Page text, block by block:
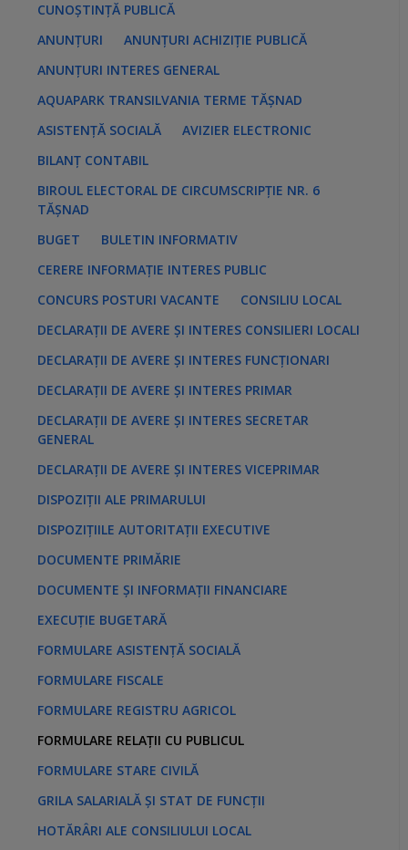
s
CUNOȘTINȚĂ PUBLICĂ
ANUNȚURI
ANUNȚURI ACHIZIȚIE PUBLICĂ
ANUNȚURI INTERES GENERAL
AQUAPARK TRANSILVANIA TERME TĂȘNAD
ASISTENȚĂ SOCIALĂ
AVIZIER ELECTRONIC
BILANȚ CONTABIL
BIROUL ELECTORAL DE CIRCUMSCRIPȚIE NR. 6
TĂȘNAD
BUGET
BULETIN INFORMATIV
CERERE INFORMAȚIE INTERES PUBLIC
CONCURS POSTURI VACANTE
CONSILIU LOCAL
DECLARAȚII DE AVERE ȘI INTERES CONSILIERI LOCALI
DECLARAȚII DE AVERE ȘI INTERES FUNCȚIONARI
DECLARAȚII DE AVERE ȘI INTERES PRIMAR
DECLARAȚII DE AVERE ȘI INTERES SECRETAR
GENERAL
DECLARAȚII DE AVERE ȘI INTERES VICEPRIMAR
DISPOZIȚII ALE PRIMARULUI
DISPOZIȚIILE AUTORITAȚII EXECUTIVE
DOCUMENTE PRIMĂRIE
DOCUMENTE ȘI INFORMAȚII FINANCIARE
EXECUȚIE BUGETARĂ
FORMULARE ASISTENȚĂ SOCIALĂ
FORMULARE FISCALE
FORMULARE REGISTRU AGRICOL
FORMULARE RELAȚII CU PUBLICUL
FORMULARE STARE CIVILĂ
GRILA SALARIALĂ ȘI STAT DE FUNCȚII
HOTĂRÂRI ALE CONSILIULUI LOCAL